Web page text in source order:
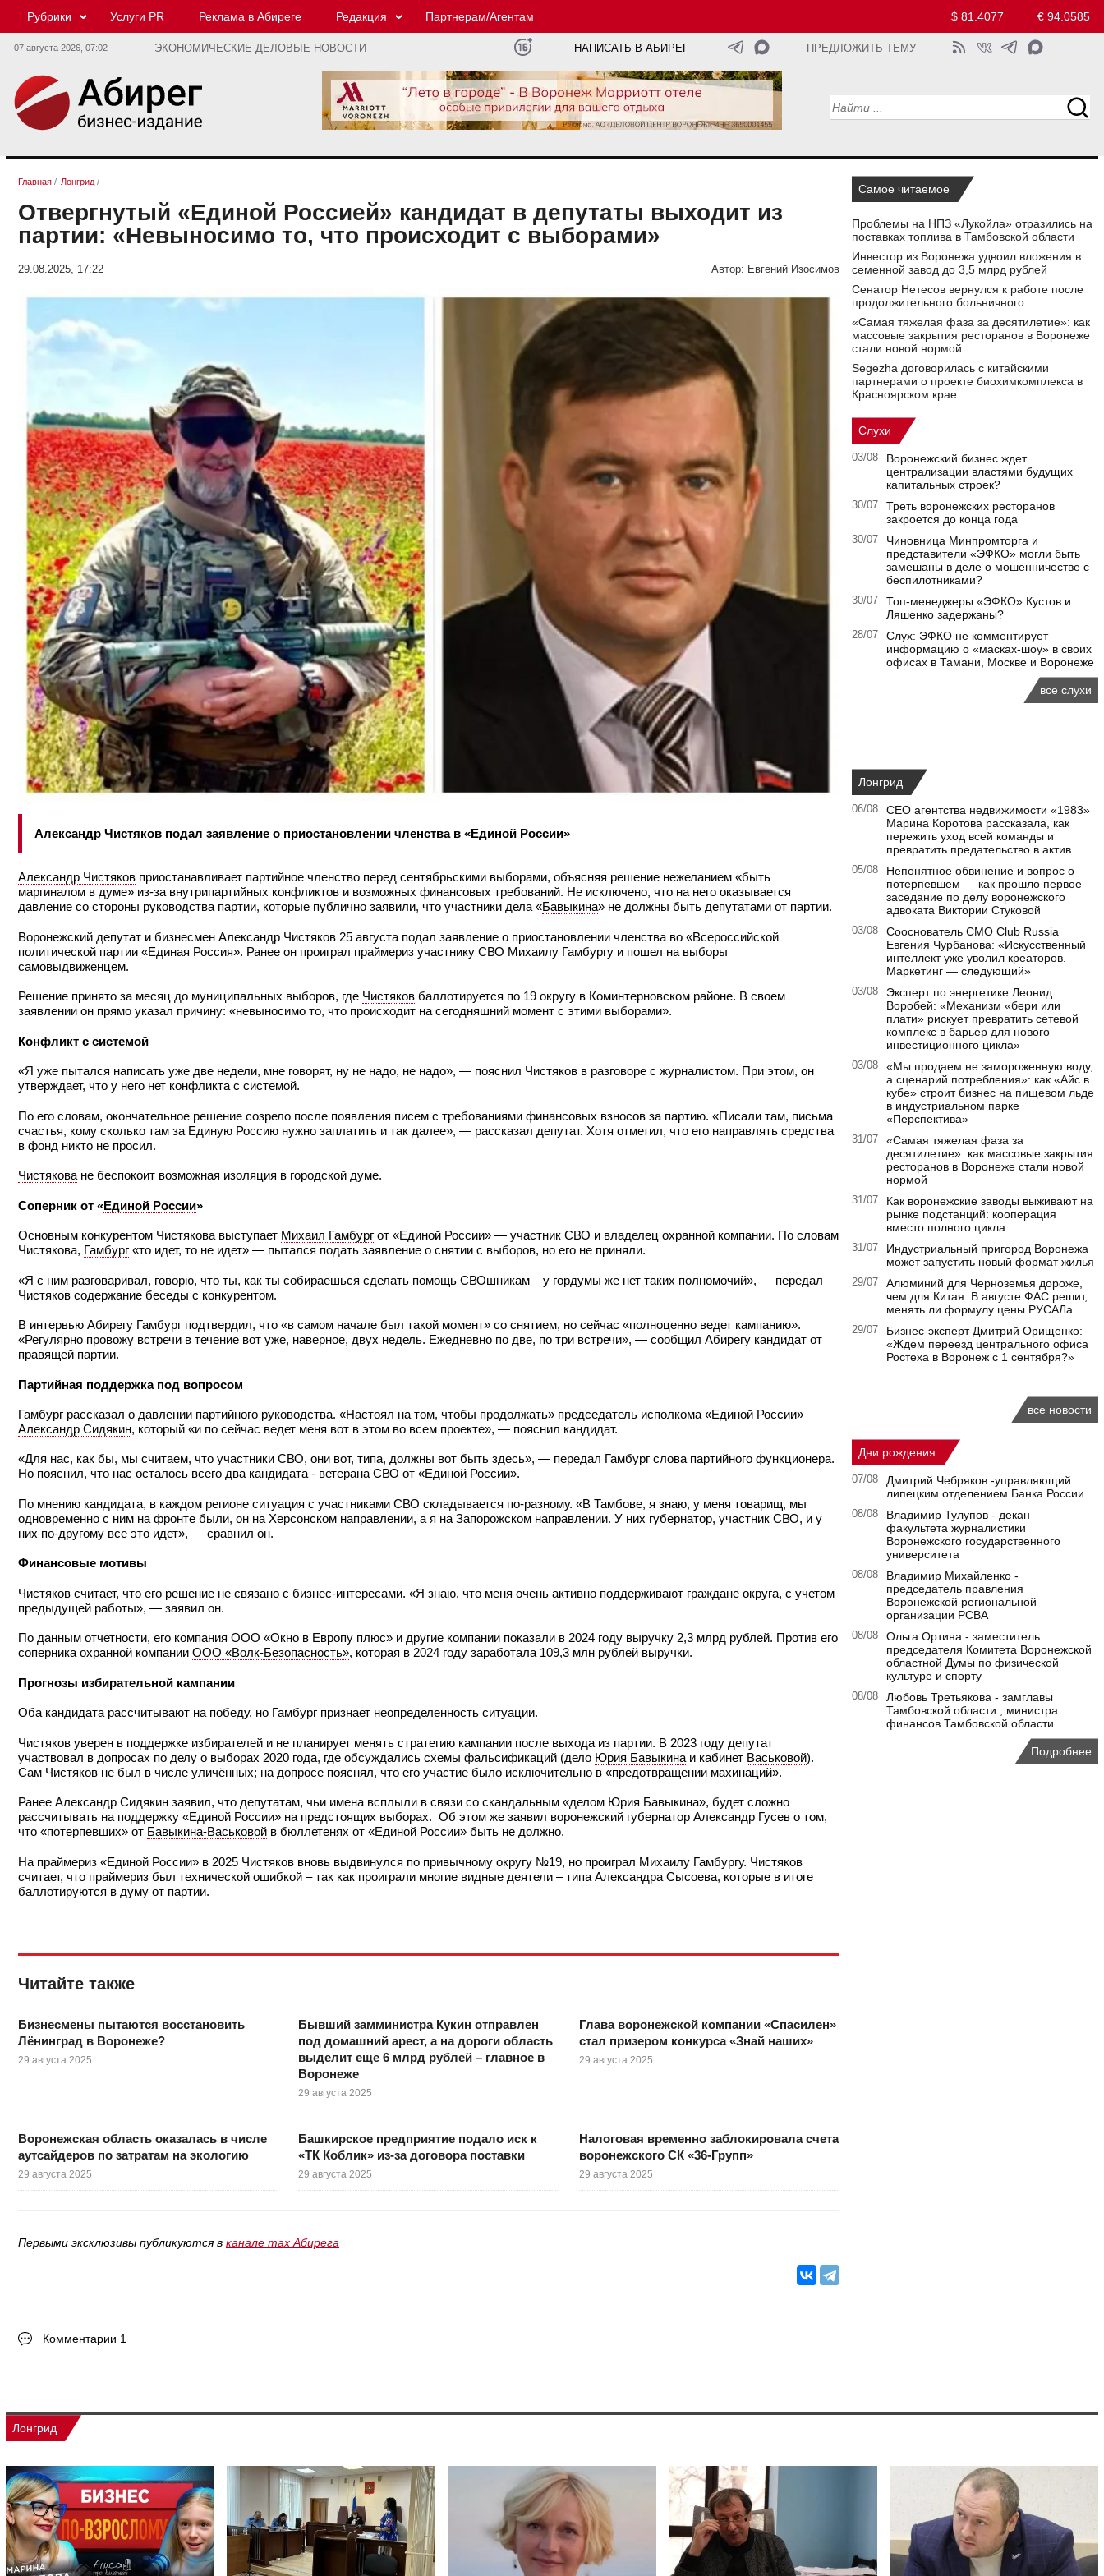
Рубрики Услуги PR Реклама в Абиреге Редакция Партнерам/Агентам $ 81.4077 € 94.0585
07 августа 2026, 07:02 ЭКОНОМИЧЕСКИЕ ДЕЛОВЫЕ НОВОСТИ НАПИСАТЬ В АБИРЕГ ПРЕДЛОЖИТЬ ТЕМУ
Главная / Лонгрид /
Отвергнутый «Единой Россией» кандидат в депутаты выходит из
партии: «Невыносимо то, что происходит с выборами»
29.08.2025, 17:22 Автор: Евгений Изосимов
Александр Чистяков подал заявление о приостановлении членства в «Единой России»
Александр Чистяков приостанавливает партийное членство перед сентябрьскими выборами, объясняя решение нежеланием «быть
маргиналом в думе» из-за внутрипартийных конфликтов и возможных финансовых требований. Не исключено, что на него оказывается
давление со стороны руководства партии, которые публично заявили, что участники дела «Бавыкина» не должны быть депутатами от партии.
Воронежский депутат и бизнесмен Александр Чистяков 25 августа подал заявление о приостановлении членства во «Всероссийской
политической партии «Единая Россия». Ранее он проиграл праймериз участнику СВО Михаилу Гамбургу и пошел на выборы
самовыдвиженцем.
Решение принято за месяц до муниципальных выборов, где Чистяков баллотируется по 19 округу в Коминтерновском районе. В своем
заявлении он прямо указал причину: «невыносимо то, что происходит на сегодняшний момент с этими выборами».
Конфликт с системой
«Я уже пытался написать уже две недели, мне говорят, ну не надо, не надо», — пояснил Чистяков в разговоре с журналистом. При этом, он
утверждает, что у него нет конфликта с системой.
По его словам, окончательное решение созрело после появления писем с требованиями финансовых взносов за партию. «Писали там, письма
счастья, кому сколько там за Единую Россию нужно заплатить и так далее», — рассказал депутат. Хотя отметил, что его направлять средства
в фонд никто не просил.
Чистякова не беспокоит возможная изоляция в городской думе.
Соперник от «Единой России»
Основным конкурентом Чистякова выступает Михаил Гамбург от «Единой России» — участник СВО и владелец охранной компании. По словам
Чистякова, Гамбург «то идет, то не идет» — пытался подать заявление о снятии с выборов, но его не приняли.
«Я с ним разговаривал, говорю, что ты, как ты собираешься сделать помощь СВОшникам – у гордумы же нет таких полномочий», — передал
Чистяков содержание беседы с конкурентом.
В интервью Абирегу Гамбург подтвердил, что «в самом начале был такой момент» со снятием, но сейчас «полноценно ведет кампанию».
«Регулярно провожу встречи в течение вот уже, наверное, двух недель. Ежедневно по две, по три встречи», — сообщил Абирегу кандидат от
правящей партии.
Партийная поддержка под вопросом
Гамбург рассказал о давлении партийного руководства. «Настоял на том, чтобы продолжать» председатель исполкома «Единой России»
Александр Сидякин, который «и по сейчас ведет меня вот в этом во всем проекте», — пояснил кандидат.
«Для нас, как бы, мы считаем, что участники СВО, они вот, типа, должны вот быть здесь», — передал Гамбург слова партийного функционера.
Но пояснил, что нас осталось всего два кандидата - ветерана СВО от «Единой России».
По мнению кандидата, в каждом регионе ситуация с участниками СВО складывается по-разному. «В Тамбове, я знаю, у меня товарищ, мы
одновременно с ним на фронте были, он на Херсонском направлении, а я на Запорожском направлении. У них губернатор, участник СВО, и у
них по-другому все это идет», — сравнил он.
Финансовые мотивы
Чистяков считает, что его решение не связано с бизнес-интересами. «Я знаю, что меня очень активно поддерживают граждане округа, с учетом
предыдущей работы», — заявил он.
По данным отчетности, его компания ООО «Окно в Европу плюс» и другие компании показали в 2024 году выручку 2,3 млрд рублей. Против его
соперника охранной компании ООО «Волк-Безопасность», которая в 2024 году заработала 109,3 млн рублей выручки.
Прогнозы избирательной кампании
Оба кандидата рассчитывают на победу, но Гамбург признает неопределенность ситуации.
Чистяков уверен в поддержке избирателей и не планирует менять стратегию кампании после выхода из партии. В 2023 году депутат
участвовал в допросах по делу о выборах 2020 года, где обсуждались схемы фальсификаций (дело Юрия Бавыкина и кабинет Васьковой).
Сам Чистяков не был в числе уличённых; на допросе пояснял, что его участие было исключительно в «предотвращении махинаций».
Ранее Александр Сидякин заявил, что депутатам, чьи имена всплыли в связи со скандальным «делом Юрия Бавыкина», будет сложно
рассчитывать на поддержку «Единой России» на предстоящих выборах. Об этом же заявил воронежский губернатор Александр Гусев о том,
что «потерпевших» от Бавыкина-Васьковой в бюллетенях от «Единой России» быть не должно.
На праймериз «Единой России» в 2025 Чистяков вновь выдвинулся по привычному округу №19, но проиграл Михаилу Гамбургу. Чистяков
считает, что праймериз был технической ошибкой – так как проиграли многие видные деятели – типа Александра Сысоева, которые в итоге
баллотируются в думу от партии.
Читайте также
Бизнесмены пытаются восстановить
Лёнинград в Воронеже?
29 августа 2025
Бывший замминистра Кукин отправлен
под домашний арест, а на дороги область
выделит еще 6 млрд рублей – главное в
Воронеже
29 августа 2025
Глава воронежской компании «Спасилен»
стал призером конкурса «Знай наших»
29 августа 2025
Воронежская область оказалась в числе
аутсайдеров по затратам на экологию
29 августа 2025
Башкирское предприятие подало иск к
«ТК Коблик» из-за договора поставки
29 августа 2025
Налоговая временно заблокировала счета
воронежского СК «36-Групп»
29 августа 2025
Первыми эксклюзивы публикуются в канале max Абирега
Комментарии 1
Самое читаемое
Проблемы на НПЗ «Лукойла» отразились на
поставках топлива в Тамбовской области
Инвестор из Воронежа удвоил вложения в
семенной завод до 3,5 млрд рублей
Сенатор Нетесов вернулся к работе после
продолжительного больничного
«Самая тяжелая фаза за десятилетие»: как
массовые закрытия ресторанов в Воронеже
стали новой нормой
Segezha договорилась с китайскими
партнерами о проекте биохимкомплекса в
Красноярском крае
Слухи
03/08
Воронежский бизнес ждет
централизации властями будущих
капитальных строек?
30/07
Треть воронежских ресторанов
закроется до конца года
30/07
Чиновница Минпромторга и
представители «ЭФКО» могли быть
замешаны в деле о мошенничестве с
беспилотниками?
30/07
Топ-менеджеры «ЭФКО» Кустов и
Ляшенко задержаны?
28/07
Слух: ЭФКО не комментирует
информацию о «масках-шоу» в своих
офисах в Тамани, Москве и Воронеже
все слухи
Лонгрид
06/08
CEO агентства недвижимости «1983»
Марина Коротова рассказала, как
пережить уход всей команды и
превратить предательство в актив
05/08
Непонятное обвинение и вопрос о
потерпевшем — как прошло первое
заседание по делу воронежского
адвоката Виктории Стуковой
03/08
Сооснователь CMO Club Russia
Евгения Чурбанова: «Искусственный
интеллект уже уволил креаторов.
Маркетинг — следующий»
03/08
Эксперт по энергетике Леонид
Воробей: «Механизм «бери или
плати» рискует превратить сетевой
комплекс в барьер для нового
инвестиционного цикла»
03/08
«Мы продаем не замороженную воду,
а сценарий потребления»: как «Айс в
кубе» строит бизнес на пищевом льде
в индустриальном парке
«Перспектива»
31/07
«Самая тяжелая фаза за
десятилетие»: как массовые закрытия
ресторанов в Воронеже стали новой
нормой
31/07
Как воронежские заводы выживают на
рынке подстанций: кооперация
вместо полного цикла
31/07
Индустриальный пригород Воронежа
может запустить новый формат жилья
29/07
Алюминий для Черноземья дороже,
чем для Китая. В августе ФАС решит,
менять ли формулу цены РУСАЛа
29/07
Бизнес-эксперт Дмитрий Орищенко:
«Ждем переезд центрального офиса
Ростеха в Воронеж с 1 сентября?»
все новости
Дни рождения
07/08
Дмитрий Чебряков -управляющий
липецким отделением Банка России
08/08
Владимир Тулупов - декан
факультета журналистики
Воронежского государственного
университета
08/08
Владимир Михайленко -
председатель правления
Воронежской региональной
организации РСВА
08/08
Ольга Ортина - заместитель
председателя Комитета Воронежской
областной Думы по физической
культуре и спорту
08/08
Любовь Третьякова - замглавы
Тамбовской области , министра
финансов Тамбовской области
Подробнее
Лонгрид